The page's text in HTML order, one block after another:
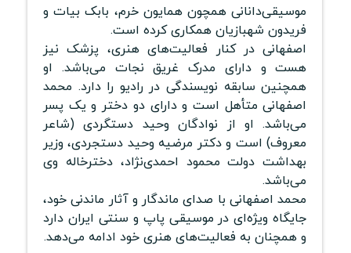
موسیقی‌دانانی همچون همایون خرم، بابک بیات و
فریدون شهبازیان همکاری کرده است.
اصفهانی در کنار فعالیت‌های هنری، پزشک نیز
هست و دارای مدرک غریق نجات می‌باشد. او
همچنین سابقه نویسندگی در رادیو را دارد. محمد
اصفهانی متأهل است و دارای دو دختر و یک پسر
می‌باشد. او از نوادگان وحید دستگردی (شاعر
معروف) است و دکتر مرضیه وحید دستجردی، وزیر
بهداشت دولت محمود احمدی‌نژاد، دخترخاله وی
می‌باشد.
محمد اصفهانی با صدای ماندگار و آثار ماندنی خود،
جایگاه ویژه‌ای در موسیقی پاپ و سنتی ایران دارد
و همچنان به فعالیت‌های هنری خود ادامه می‌دهد.